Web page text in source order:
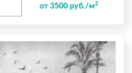
от 3500 руб./м2